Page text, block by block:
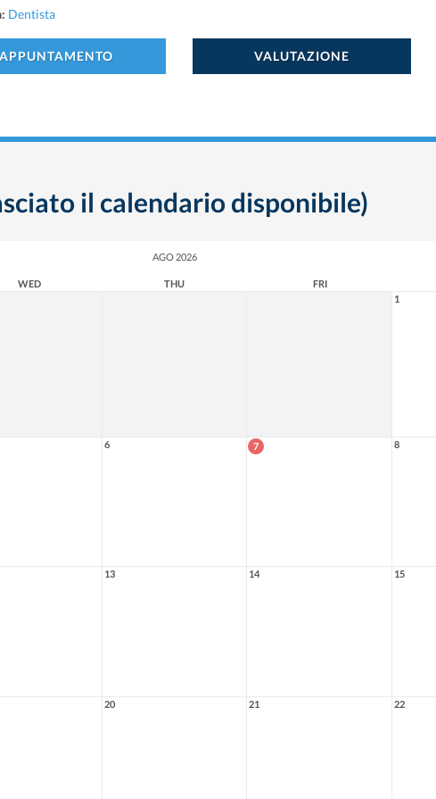
Dentista
APPUNTAMENTO VALUTAZIONE
il calendario disponibile)
AGO 2026
WED THU FRI
1
6 7 8
13 14 15
20 21 22